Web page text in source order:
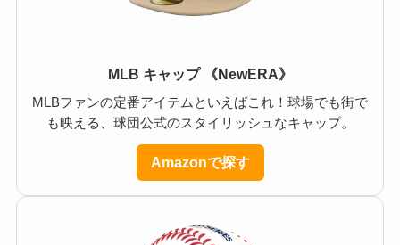
MLB キャップ 《NewERA》
MLBファンの定番アイテムといえばこれ！球場でも街で
も映える、球団公式のスタイリッシュなキャップ。
Amazonで探す